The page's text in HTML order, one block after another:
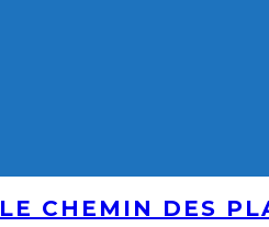
CHEMIN DES